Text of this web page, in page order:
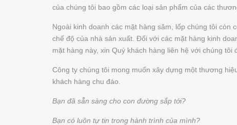
của chúng tôi bao gồm các loại sản phẩm của các
Ngoài kinh doanh các mặt hàng săm, lốp chúng tôi
chế độ của nhà sản xuất. Đối với các mặt hàng kinh
mặt hàng này, xin Quý khách hàng liên hệ với chúng
Công ty chúng tôi mong muốn xây dựng một thương
khách hàng chu đáo.
Bạn đã sẵn sàng cho con đường sắp tới?
Bạn có luôn tự tin trong hành trình của mình?